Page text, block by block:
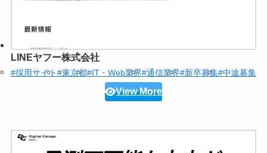
LINEヤフー株式会社
#採用サイト#東京都#IT・Web業界#通信業界#新卒募集#中途募集
View More